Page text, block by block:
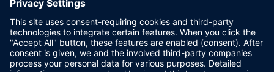
Kombinationen Lenormandkarten
36 DAS KREUZ - Beschreibung Bedeutung der